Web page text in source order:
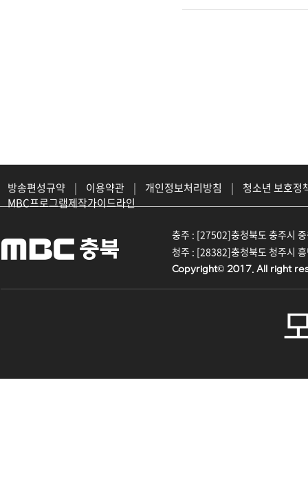
방송편성규약 | 이용약관 | 개인정보처리방침 |
청소년 보호정
MBC프로그램제작가이드라인
충주 : [27502]충청북도 충주시
청주 : [28382]충청북도 청주시
Copyright© 2017. All right